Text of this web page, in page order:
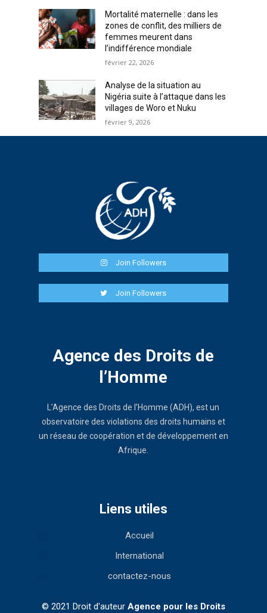
Mortalité maternelle : dans les
zones de conflit, des milliers de
femmes meurent dans
l’indifférence mondiale
février 22, 2026
Analyse de la situation au
Nigéria suite à l’attaque dans les
villages de Woro et Nuku
février 9, 2026
Join Followers
Join Followers
Agence des Droits de
l’Homme
L’Agence des Droits de l’Homme (ADH), est un
observatoire des violations des droits humains et
un réseau de coopération et de développement en
Afrique.
Liens utiles
Accueil
International
contactez-nous
© 2021 Droit d'auteur Agence pour les Droits